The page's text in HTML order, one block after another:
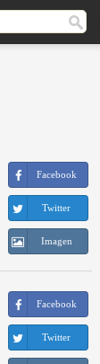
Facebook
Twitter
Imagen
Facebook
Twitter